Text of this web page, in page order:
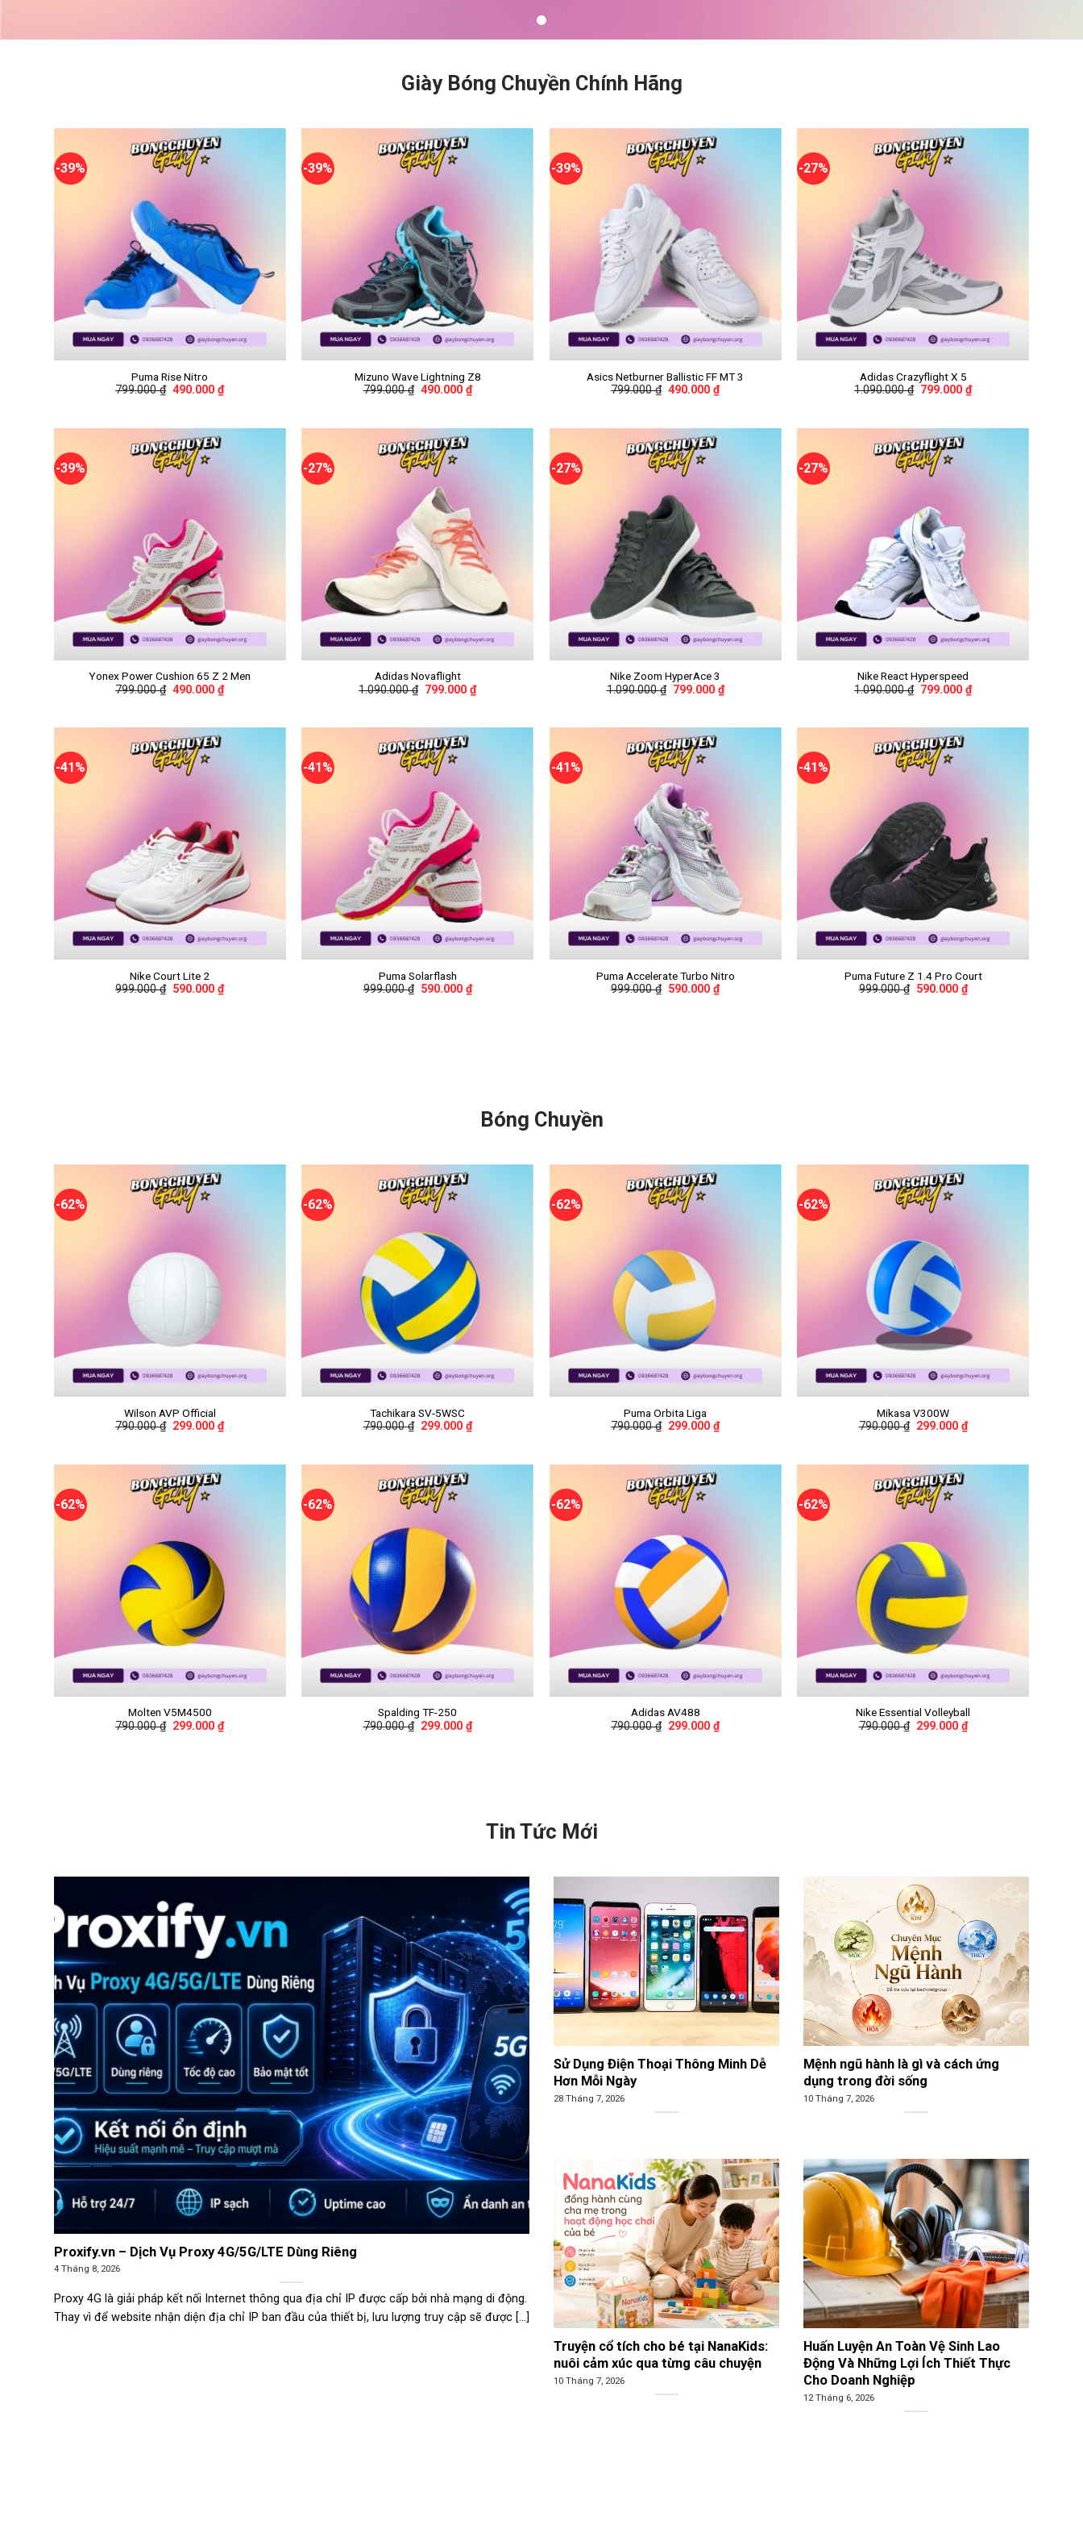
Giày Bóng Chuyền Chính Hãng
-39%
+
Puma Rise Nitro
799.000₫ 490.000₫
-39%
+
Mizuno Wave Lightning Z8
799.000₫ 490.000 ₫
-39%
+
Asics Netburner Ballistic FF MT 3
799.000₫ 490.000₫
-27%
+
Adidas Crazyflight X 5
1.090.000₫ 799.000₫
-39%
+
Yonex Power Cushion 65 Z 2 Men
799.000₫ 490.000₫
-27%
+
Adidas Novaflight
1.090.000₫ 799.000₫
-27%
+
Nike Zoom HyperAce 3
1.090.000₫ 799.000 ₫
-27%
+
Nike React Hyperspeed
1.090.000₫ 799.000₫
-41%
+
Nike Court Lite 2
999.000₫ 590.000₫
-41%
+
Puma Solarflash
999.000₫ 590.000 ₫
-41%
+
Puma Accelerate Turbo Nitro
999.000₫ 590.000₫
-41%
+
Puma Future Z 1.4 Pro Court
999.000₫ 590.000 ₫
Bóng Chuyền
-62%
+
Wilson AVP Official
790.000₫ 299.000₫
-62%
+
Tachikara SV-5WSC
790.000₫ 299.000 ₫
-62%
+
Puma Orbita Liga
790.000₫ 299.000₫
-62%
+
Mikasa V300W
790.000₫ 299.000 ₫
-62%
+
Molten V5M4500
790.000₫ 299.000₫
-62%
+
Spalding TF-250
790.000₫ 299.000 ₫
-62%
+
Adidas AV488
790.000₫ 299.000₫
-62%
+
Nike Essential Volleyball
790.000₫ 299.000 ₫
Tin Tức Mới
Proxify.vn – Dịch Vụ Proxy 4G/5G/LTE Dùng Riêng
4 Tháng 8, 2026
Proxy 4G là giải pháp kết nối Internet thông qua địa chỉ IP được cấp bởi nhà mạng di động.
Thay vì để website nhận diện địa chỉ IP ban đầu của thiết bị, lưu lượng truy cập sẽ được [...]
Sử Dụng Điện Thoại Thông Minh Dễ
Hơn Mỗi Ngày
28 Tháng 7, 2026
Mệnh ngũ hành là gì và cách ứng
dụng trong đời sống
10 Tháng 7, 2026
Truyện cổ tích cho bé tại NanaKids:
nuôi cảm xúc qua từng câu chuyện
10 Tháng 7, 2026
Huấn Luyện An Toàn Vệ Sinh Lao
Động Và Những Lợi Ích Thiết Thực
Cho Doanh Nghiệp
12 Tháng 6, 2026